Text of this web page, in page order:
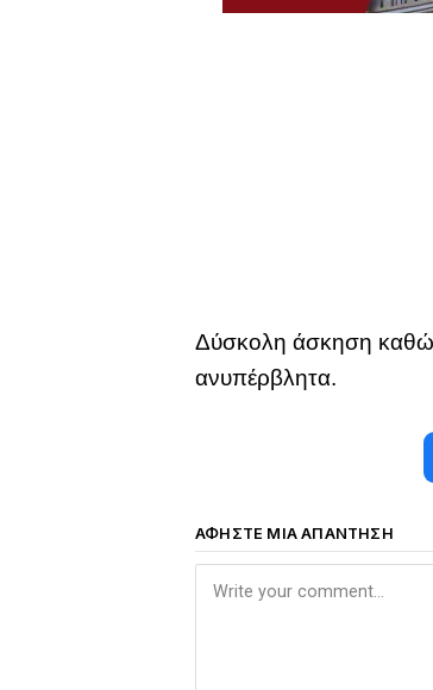
Δύσκολη άσκηση καθώς
ανυπέρβλητα.
ΑΦΉΣΤΕ ΜΙΑ ΑΠΆΝΤΗΣΗ